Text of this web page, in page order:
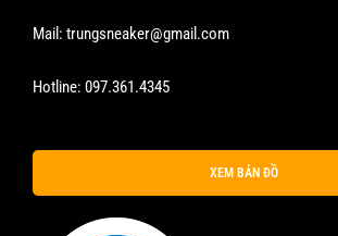
Mail: trungsneaker@gmail.com
Hotline: 097.361.4345
XEM BẢN ĐỒ